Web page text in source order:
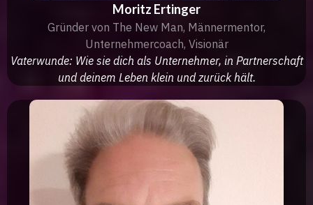
Moritz Ertinger
Gründer von The New Man, Männermentor,
Unternehmercoach, Visionär
Vaterwunde: Wie sie dich als Unternehmer, in Partnerschaft
und deinem Leben klein und zurück hält.